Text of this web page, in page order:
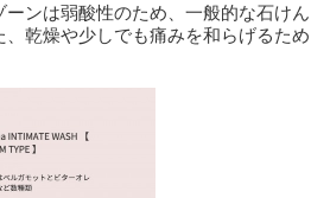
ンは弱酸性のため、一般的な石けん
乾燥や少しでも痛みを和らげるため